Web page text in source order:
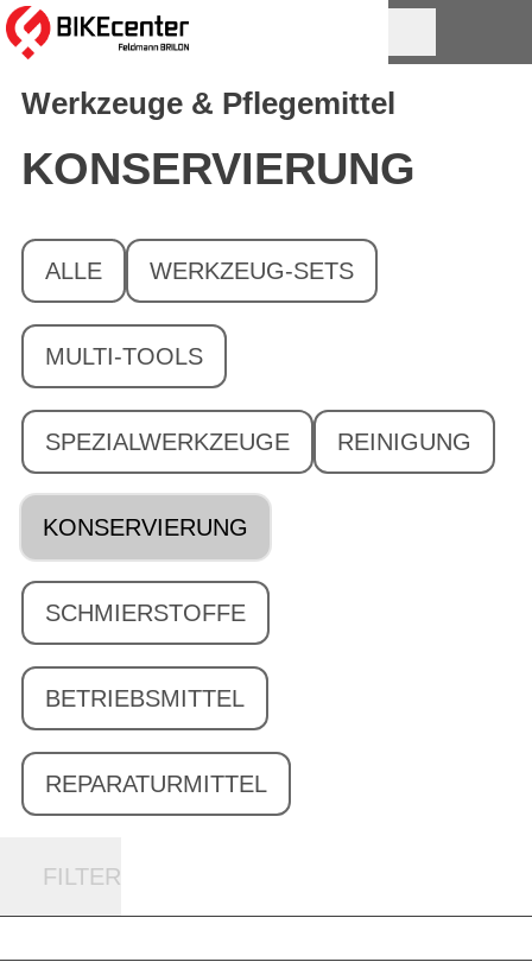
Werkzeuge & Pflegemittel
KONSERVIERUNG
ALLE WERKZEUG-SETS
MULTI-TOOLS
SPEZIALWERKZEUGE REINIGUNG
KONSERVIERUNG
SCHMIERSTOFFE
BETRIEBSMITTEL
REPARATURMITTEL
FILTER